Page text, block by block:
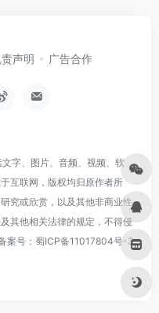
声明 广告合作
字、图片、音频、视频、软
互联网，版权均归原作者所
究或欣赏，以及其他非商业性
其他相关法律的规定，不得侵
案号： 蜀ICP备11017804号-3